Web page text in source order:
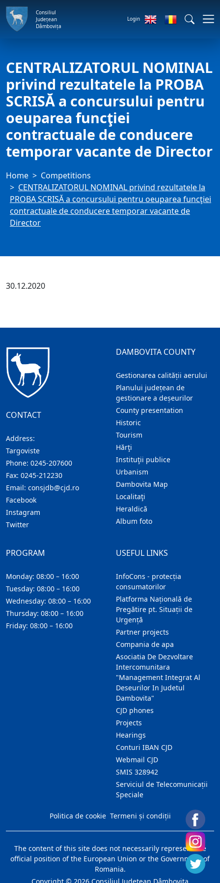
Consiliul
Județean
Dâmbovița
Login
CENTRALIZATORUL NOMINAL
privind rezultatele la PROBA
SCRISĂ a concursului pentru
oeuparea funcţiei
contractuale de conducere
temporar vacante de Director
Home
Competitions
CENTRALIZATORUL NOMINAL privind rezultatele la
PROBA SCRISĂ a concursului pentru oeuparea funcţiei
contractuale de conducere temporar vacante de
Director
30.12.2020
CONTACT
Address:
Targoviste
Phone: 0245-207600
Fax: 0245-212230
Email: consjdb@cjd.ro
Facebook
Instagram
Twitter
DAMBOVITA COUNTY
Gestionarea calității aerului
Planului județean de
gestionare a deșeurilor
County presentation
Historic
Tourism
Hărţi
Instituţii publice
Urbanism
Dambovita Map
Localitaţi
Heraldică
Album foto
USEFUL LINKS
InfoCons - protecția
consumatorilor
Platforma Națională de
Pregătire pt. Situații de
Urgență
Partner projects
Compania de apa
Asociatia De Dezvoltare
Intercomunitara
"Management Integrat Al
Deseurilor In Judetul
Dambovita"
CJD phones
Projects
Hearings
Conturi IBAN CJD
Webmail CJD
SMIS 328942
Serviciul de Telecomunicații
Speciale
PROGRAM
Monday: 08:00 – 16:00
Tuesday: 08:00 – 16:00
Wednesday: 08:00 – 16:00
Thursday: 08:00 – 16:00
Friday: 08:00 – 16:00
Politica de cookie Termeni și condiții
The content of this site does not necessarily represent the
official position of the European Union or the Government of
Romania.